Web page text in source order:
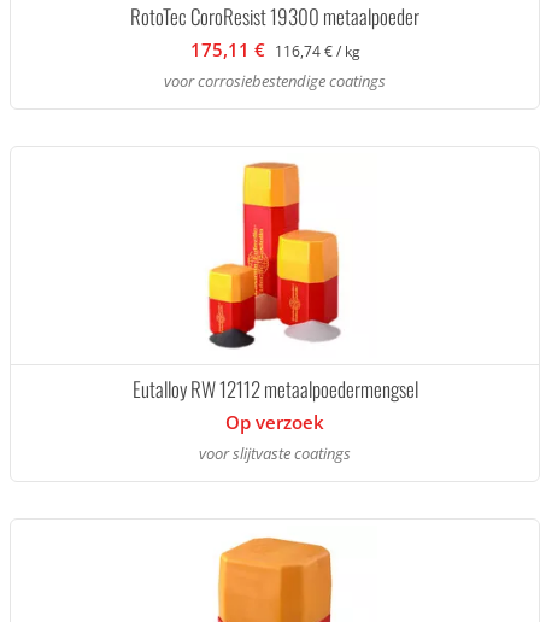
RotoTec CoroResist 19300 metaalpoeder
175,11 € 116,74 € / kg
voor corrosiebestendige coatings
Eutalloy RW 12112 metaalpoedermengsel
Op verzoek
voor slijtvaste coatings